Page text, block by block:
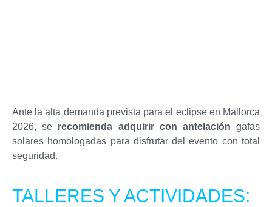
Ante la alta demanda prevista para el eclipse en Mallorca
2026, se recomienda adquirir con antelación gafas
solares homologadas para disfrutar del evento con total
seguridad.
TALLERES Y ACTIVIDADES: